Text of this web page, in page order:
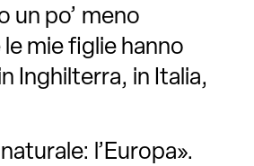
un po’ meno
mie figlie hanno
Inghilterra, in Italia,
l’Europa».